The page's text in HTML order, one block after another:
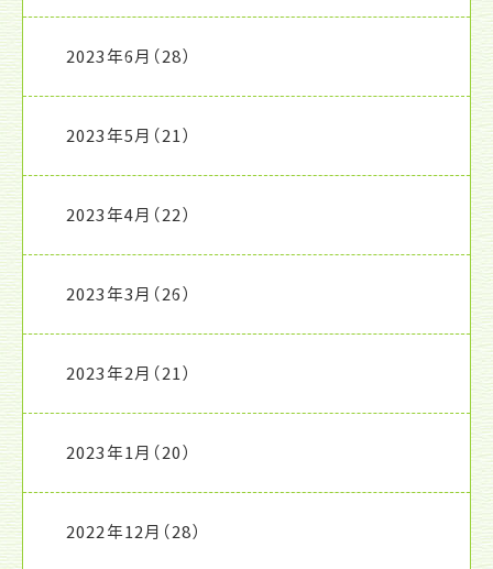
2023年6月 （28）
2023年5月 （21）
2023年4月 （22）
2023年3月 （26）
2023年2月 （21）
2023年1月 （20）
2022年12月 （28）